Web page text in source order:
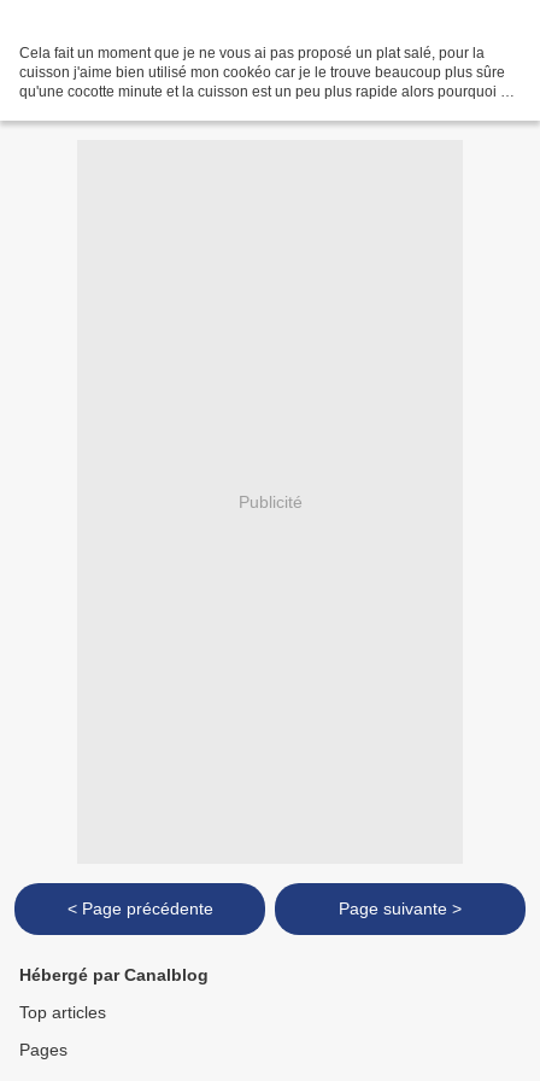
Cela fait un moment que je ne vous ai pas proposé un plat salé, pour la
cuisson j'aime bien utilisé mon cookéo car je le trouve beaucoup plus sûre
qu'une cocotte minute et la cuisson est un peu plus rapide alors pourquoi se
Publicité
< Page précédente Page suivante >
Hébergé par Canalblog
Top articles
Pages